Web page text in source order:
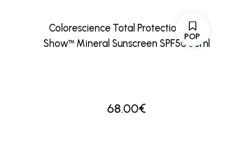
POP
Colorescience Total Protection® No-
Show™ Mineral Sunscreen SPF50 50ml
68.00€